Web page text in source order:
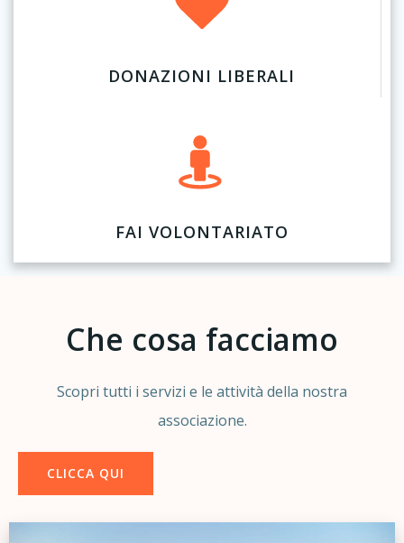
DONAZIONI LIBERALI
FAI VOLONTARIATO
Che cosa facciamo
Scopri tutti i servizi e le attività della nostra
associazione.
CLICCA QUI